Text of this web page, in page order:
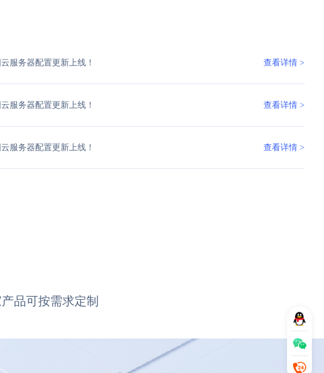
服务器配置更新上线！ 查看详情 >
服务器配置更新上线！ 查看详情 >
服务器配置更新上线！ 查看详情 >
品可按需求定制